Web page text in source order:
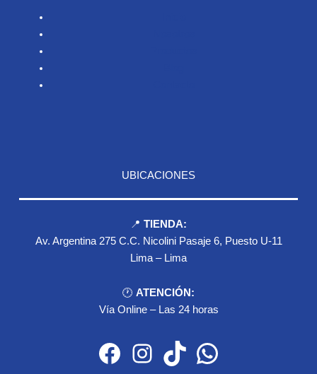
UBICACIONES
📍 TIENDA:
Av. Argentina 275 C.C. Nicolini Pasaje 6, Puesto U-11
Lima – Lima
🕐 ATENCIÓN:
Vía Online – Las 24 horas
Facebook Instagram TikTok WhatsApp